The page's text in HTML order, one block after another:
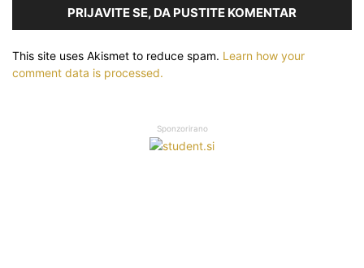
PRIJAVITE SE, DA PUSTITE KOMENTAR
This site uses Akismet to reduce spam. Learn how your
comment data is processed.
Sponzorirano